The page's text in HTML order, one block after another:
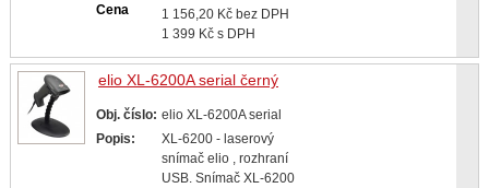
Cena
1 156,20 Kč bez DPH
1 399 Kč s DPH
elio XL-6200A serial černý
Obj. číslo: elio XL-6200A serial
Popis:
XL-6200 - laserový
snímač elio , rozhraní
USB. Snímač XL-6200